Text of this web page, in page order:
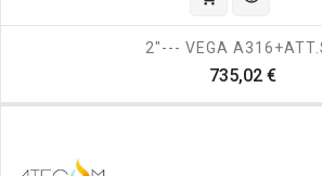
2"--- VEGA
735,02 €Prezzo